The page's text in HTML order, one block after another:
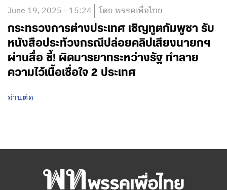
June 19, 2025 - 15:24 โดย พรรคเพื่อไทย
กระทรวงการต่างประเทศ เชิญทูตกัมพูชา รับ
หนังสือประท้วงกรณีปล่อยคลิปเสียงนายกฯ
ผ่านสื่อ ชี้! ผิดมารยาทระหว่างรัฐ ทำลาย
ความไว้เนื้อเชื่อใจ 2 ประเทศ
อ่านต่อ